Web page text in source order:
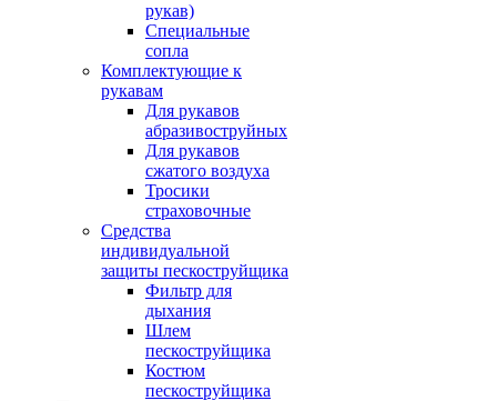
рукав)
Специальные
сопла
Комплектующие к
рукавам
Для рукавов
абразивоструйных
Для рукавов
сжатого воздуха
Тросики
страховочные
Средства
индивидуальной
защиты пескоструйщика
Фильтр для
дыхания
Шлем
пескоструйщика
Костюм
пескоструйщика